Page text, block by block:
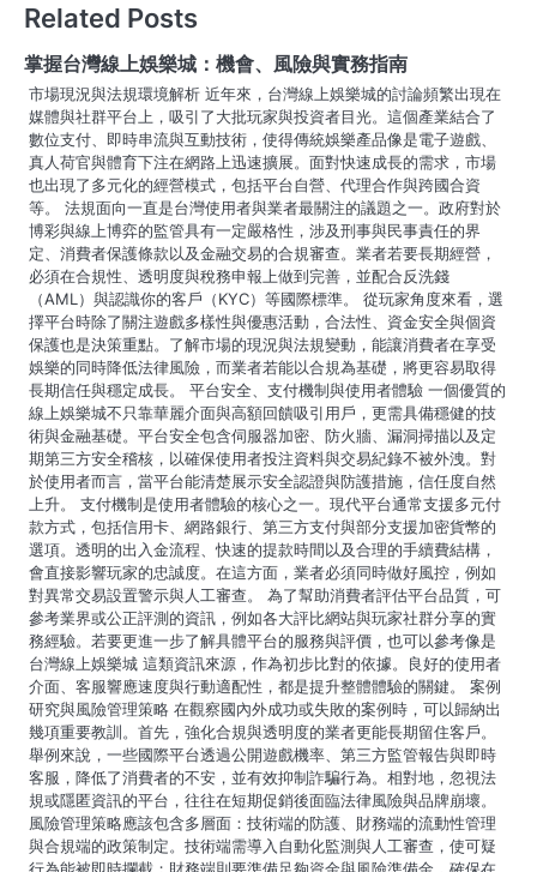
n
a
v
i
g
a
i
o
n
Related Posts
掌握台灣線上娛樂城：機會、風險與實務指南
市場現況與法規環境解析 近年來，台灣線上娛樂城的討論頻繁出現在
媒體與社群平台上，吸引了大批玩家與投資者目光。這個產業結合了
數位支付、即時串流與互動技術，使得傳統娛樂產品像是電子遊戲、
真人荷官與體育下注在網路上迅速擴展。面對快速成長的需求，市場
也出現了多元化的經營模式，包括平台自營、代理合作與跨國合資
等。 法規面向一直是台灣使用者與業者最關注的議題之一。政府對於
博彩與線上博弈的監管具有一定嚴格性，涉及刑事與民事責任的界
定、消費者保護條款以及金融交易的合規審查。業者若要長期經營，
必須在合規性、透明度與稅務申報上做到完善，並配合反洗錢
（AML）與認識你的客戶（KYC）等國際標準。 從玩家角度來看，選
擇平台時除了關注遊戲多樣性與優惠活動，合法性、資金安全與個資
保護也是決策重點。了解市場的現況與法規變動，能讓消費者在享受
娛樂的同時降低法律風險，而業者若能以合規為基礎，將更容易取得
長期信任與穩定成長。 平台安全、支付機制與使用者體驗 一個優質的
線上娛樂城不只靠華麗介面與高額回饋吸引用戶，更需具備穩健的技
術與金融基礎。平台安全包含伺服器加密、防火牆、漏洞掃描以及定
期第三方安全稽核，以確保使用者投注資料與交易紀錄不被外洩。對
於使用者而言，當平台能清楚展示安全認證與防護措施，信任度自然
上升。 支付機制是使用者體驗的核心之一。現代平台通常支援多元付
款方式，包括信用卡、網路銀行、第三方支付與部分支援加密貨幣的
選項。透明的出入金流程、快速的提款時間以及合理的手續費結構，
會直接影響玩家的忠誠度。在這方面，業者必須同時做好風控，例如
對異常交易設置警示與人工審查。 為了幫助消費者評估平台品質，可
參考業界或公正評測的資訊，例如各大評比網站與玩家社群分享的實
務經驗。若要更進一步了解具體平台的服務與評價，也可以參考像是
台灣線上娛樂城 這類資訊來源，作為初步比對的依據。良好的使用者
介面、客服響應速度與行動適配性，都是提升整體體驗的關鍵。 案例
研究與風險管理策略 在觀察國內外成功或失敗的案例時，可以歸納出
幾項重要教訓。首先，強化合規與透明度的業者更能長期留住客戶。
舉例來說，一些國際平台透過公開遊戲機率、第三方監管報告與即時
客服，降低了消費者的不安，並有效抑制詐騙行為。相對地，忽視法
規或隱匿資訊的平台，往往在短期促銷後面臨法律風險與品牌崩壞。
風險管理策略應該包含多層面：技術端的防護、財務端的流動性管理
與合規端的政策制定。技術端需導入自動化監測與人工審查，使可疑